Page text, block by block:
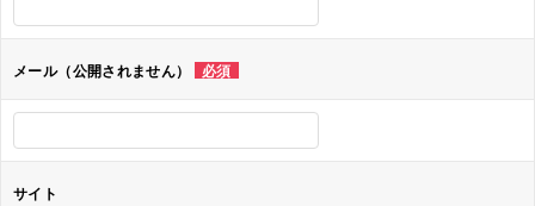
シ
ョ
ン
メール（公開されません） 必須
サイト